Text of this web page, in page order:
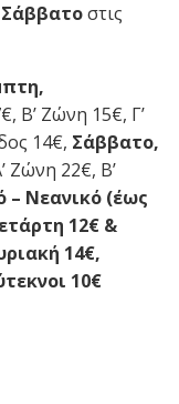
στις
Β’ Ζώνη 15€, Γ’
14€, Σάββατο,
Ζώνη 22€, Β’
– Νεανικό (έως
12€ &
14€,
10€